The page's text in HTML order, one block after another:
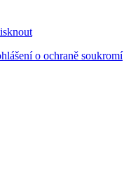
o ochraně soukromí